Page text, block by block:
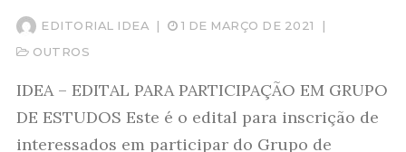
EDITORIAL IDEA | 1 DE MARÇO DE 2021
|
OUTROS
IDEA – EDITAL PARA PARTICIPAÇÃO EM GRUPO
DE ESTUDOS Este é o edital para inscrição de
interessados em participar do Grupo de